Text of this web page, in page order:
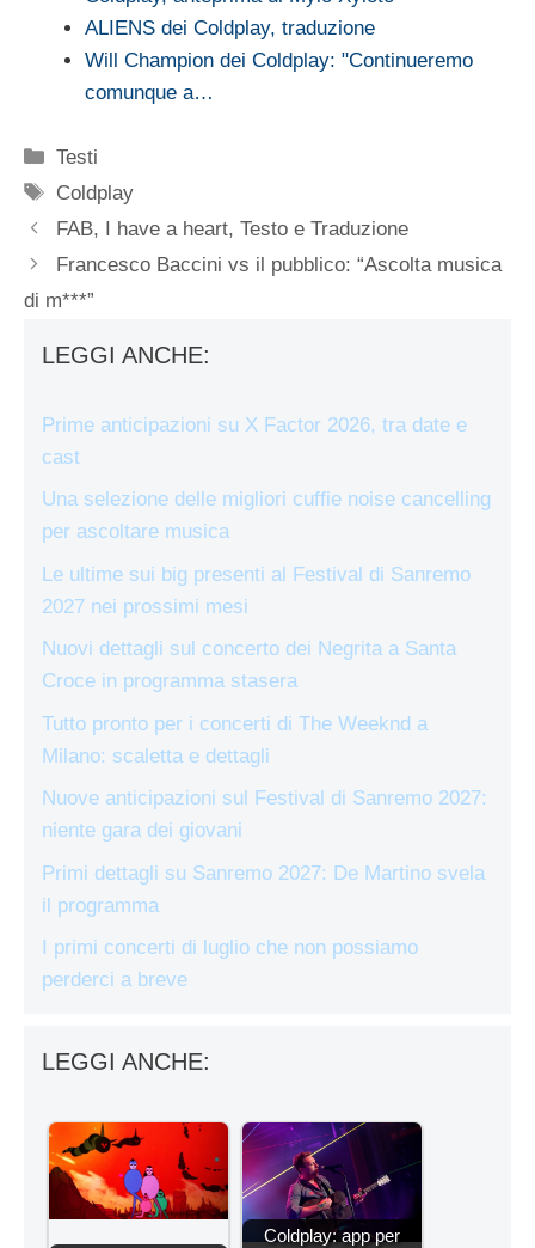
ALIENS dei Coldplay, traduzione
Will Champion dei Coldplay: "Continueremo
comunque a…
Categorie
Testi
Tag
Coldplay
FAB, I have a heart, Testo e Traduzione
Francesco Baccini vs il pubblico: “Ascolta musica
di m***”
LEGGI ANCHE:
Prime anticipazioni su X Factor 2026, tra date e
cast
Una selezione delle migliori cuffie noise cancelling
per ascoltare musica
Le ultime sui big presenti al Festival di Sanremo
2027 nei prossimi mesi
Nuovi dettagli sul concerto dei Negrita a Santa
Croce in programma stasera
Tutto pronto per i concerti di The Weeknd a
Milano: scaletta e dettagli
Nuove anticipazioni sul Festival di Sanremo 2027:
niente gara dei giovani
Primi dettagli su Sanremo 2027: De Martino svela
il programma
I primi concerti di luglio che non possiamo
perderci a breve
LEGGI ANCHE:
Coldplay: app per